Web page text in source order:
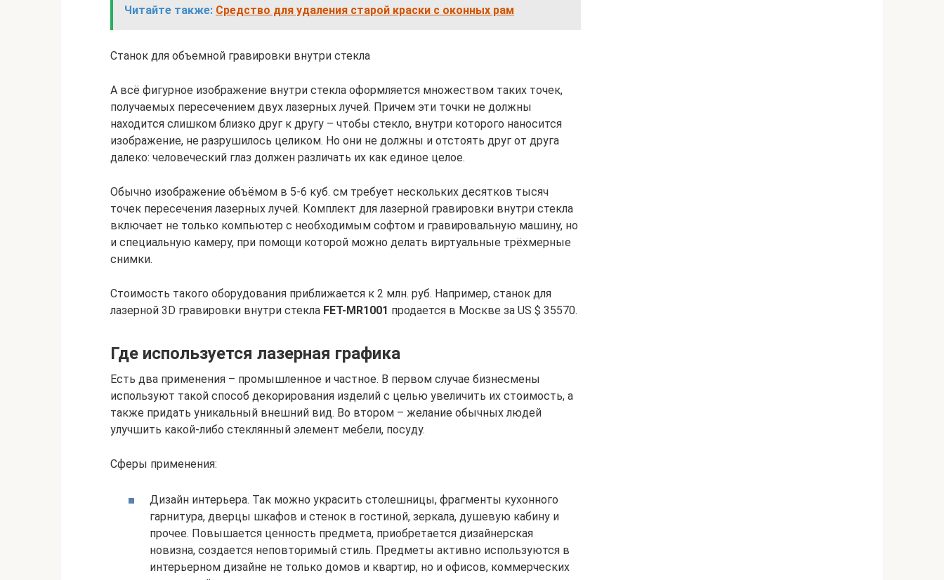
Читайте также: Средство для удаления старой краски с оконных рам
Станок для объемной гравировки внутри стекла
А всё фигурное изображение внутри стекла оформляется множеством таких точек,
получаемых пересечением двух лазерных лучей. Причем эти точки не должны
находится слишком близко друг к другу – чтобы стекло, внутри которого наносится
изображение, не разрушилось целиком. Но они не должны и отстоять друг от друга
далеко: человеческий глаз должен различать их как единое целое.
Обычно изображение объёмом в 5-6 куб. см требует нескольких десятков тысяч
точек пересечения лазерных лучей. Комплект для лазерной гравировки внутри стекла
включает не только компьютер с необходимым софтом и гравировальную машину, но
и специальную камеру, при помощи которой можно делать виртуальные трёхмерные
снимки.
Стоимость такого оборудования приближается к 2 млн. руб. Например, cтанок для
лазерной 3D гравировки внутри стекла FET-MR1001 продается в Москве за US $ 35570.
Где используется лазерная графика
Есть два применения – промышленное и частное. В первом случае бизнесмены
используют такой способ декорирования изделий с целью увеличить их стоимость, а
также придать уникальный внешний вид. Во втором – желание обычных людей
улучшить какой-либо стеклянный элемент мебели, посуду.
Сферы применения:
Дизайн интерьера. Так можно украсить столешницы, фрагменты кухонного
гарнитура, дверцы шкафов и стенок в гостиной, зеркала, душевую кабину и
прочее. Повышается ценность предмета, приобретается дизайнерская
новизна, создается неповторимый стиль. Предметы активно используются в
интерьерном дизайне не только домов и квартир, но и офисов, коммерческих